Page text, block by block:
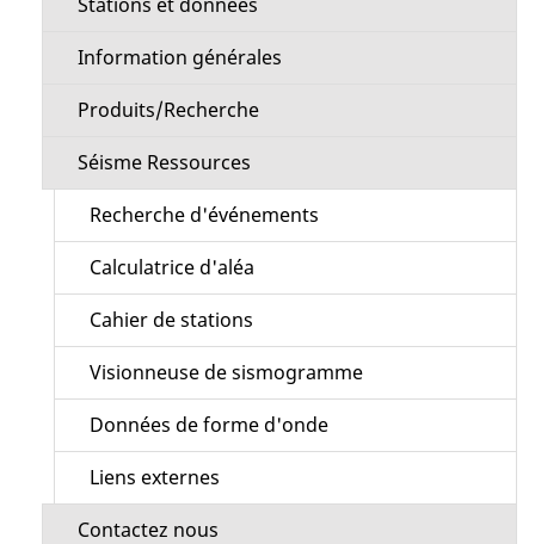
Information générales
Produits/Recherche
Séisme Ressources
Recherche d'événements
Calculatrice d'aléa
Cahier de stations
Visionneuse de sismogramme
Données de forme d'onde
Liens externes
Contactez nous